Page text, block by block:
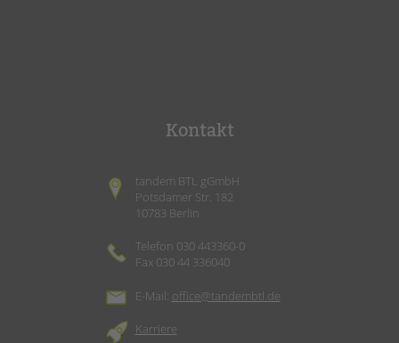
Kontakt
tandem BTL gGmbH
Potsdamer Str. 182
10783 Berlin
Telefon 030 443360-0
Fax 030 44 336040
E-Mail: office@tandembtl.de
Karriere